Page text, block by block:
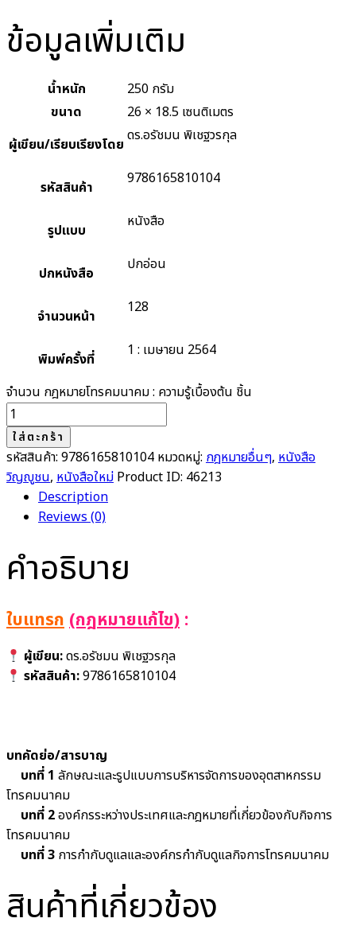
ข้อมูลเพิ่มเติม
น้ำหนัก
250 กรัม
ขนาด
26 × 18.5 เซนติเมตร
ผู้เขียน/เรียบเรียงโดย ดร.อรัชมน พิเชฐวรกุล
รหัสสินค้า 9786165810104
รูปแบบ หนังสือ
ปกหนังสือ ปกอ่อน
จำนวนหน้า 128
พิมพ์ครั้งที่ 1 : เมษายน 2564
จำนวน กฎหมายโทรคมนาคม : ความรู้เบื้องต้น ชิ้น
ใส่ตะกร้า
รหัสสินค้า: 9786165810104 หมวดหมู่: กฎหมายอื่นๆ, หนังสือ
วิญญูชน, หนังสือใหม่ Product ID: 46213
Description
Reviews (0)
คำอธิบาย
ใบแทรก(กฎหมายแก้ไข) :
ผู้เขียน:ดร.อรัชมน พิเชฐวรกุล
รหัสสินค้า:9786165810104
บทคัดย่อ/สารบาญ
บทที่ 1 ลักษณะและรูปแบบการบริหารจัดการของอุตสาหกรรม
โทรคมนาคม
บทที่ 2องค์กรระหว่างประเทศและกฎหมายที่เกี่ยวข้องกับกิจการ
โทรคมนาคม
บทที่ 3 การกำกับดูแลและองค์กรกำกับดูแลกิจการโทรคมนาคม
สินค้าที่เกี่ยวข้อง